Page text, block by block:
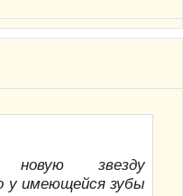
звезду
у имеющейся зубы